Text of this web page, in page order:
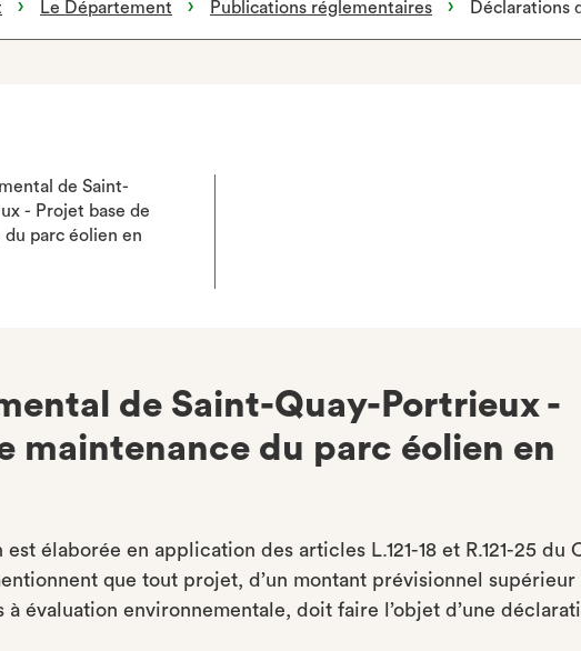
Le Département Publications réglementaires Déclarations
de Saint-
- Projet base de
du parc éolien en
de Saint-Quay-Portrieux -
maintenance du parc éolien en
élaborée en application des articles L.121-18 et R.121-25 du
que tout projet, d’un montant prévisionnel supérieur
à évaluation environnementale, doit faire l’objet d’une